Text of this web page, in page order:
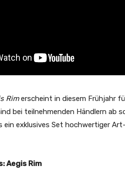
Rimerscheint in diesem Frühjahr
bei teilnehmenden Händlern ab
ein exklusives Set hochwertiger
Aegis Rim